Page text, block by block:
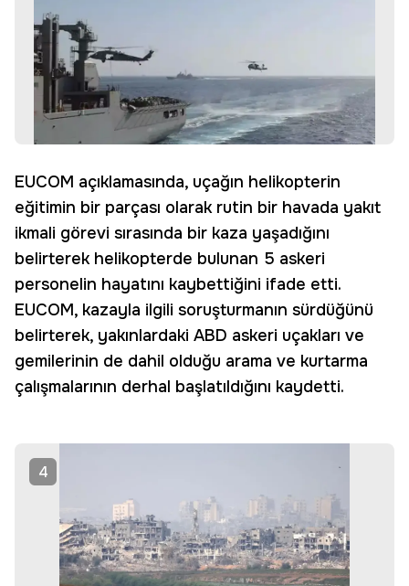
EUCOM açıklamasında, uçağın helikopterin
eğitimin bir parçası olarak rutin bir havada yakıt
ikmali görevi sırasında bir kaza yaşadığını
belirterek helikopterde bulunan 5 askeri
personelin hayatını kaybettiğini ifade etti.
EUCOM, kazayla ilgili soruşturmanın sürdüğünü
belirterek, yakınlardaki ABD askeri uçakları ve
gemilerinin de dahil olduğu arama ve kurtarma
çalışmalarının derhal başlatıldığını kaydetti.
4